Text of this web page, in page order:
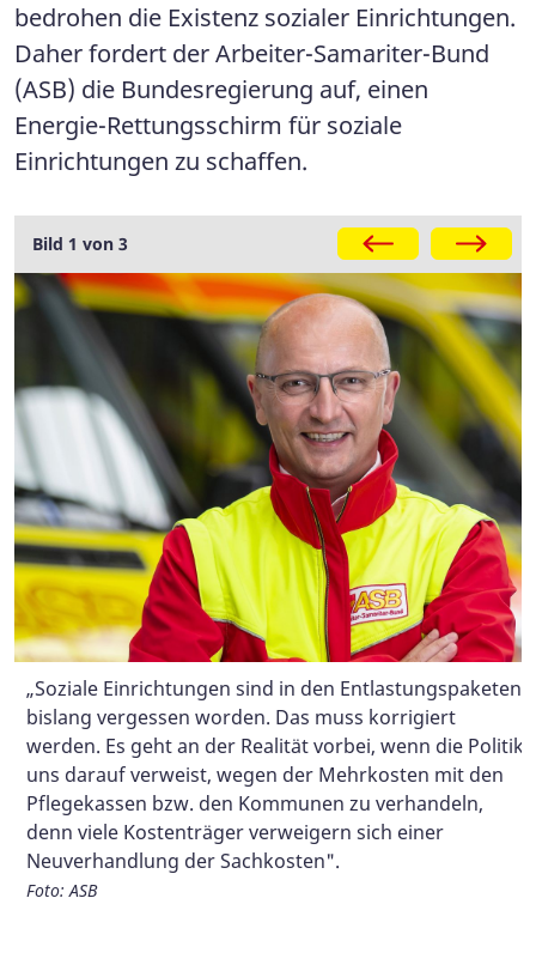
bedrohen die Existenz sozialer Einrichtungen.
Daher fordert der Arbeiter-Samariter-Bund
(ASB) die Bundesregierung auf, einen
Energie-Rettungsschirm für soziale
Einrichtungen zu schaffen.
Galerie
„Soziale Einrichtungen sind in den Entlastungspaketen
bislang vergessen worden. Das muss korrigiert
werden. Es geht an der Realität vorbei, wenn die Politik
uns darauf verweist, wegen der Mehrkosten mit den
Pflegekassen bzw. den Kommunen zu verhandeln,
denn viele Kostenträger verweigern sich einer
Neuverhandlung der Sachkosten".
Foto: ASB
Ein Lösungsansatz muss angesichts der
unterschiedlichen Finanzierung unserer
Pflegeeinrichtungen sein, dass sowohl kommunal als
auch über Pflegekassen finanzierte Leistungen erfasst
werden.
Foto: ASB/Hannibal
Die Kinder- und Jugendhilfe ist eine der wichtigsten,
aber auch am stärksten belastenden Tätigkeiten in
unserer Gesellschaft. Leider steht diese wichtige Hilfe
kaum im Fokus von Politik und Öffentlichkeit. Wir
fordern, dass der von Bundeswirtschaftsminister
Robert Habeck eingebrachte Vorschlag, kleine und
mittlere Unternehmen unter den Schutz eines Energie-
Rettungsschirms zu stellen, alle gemeinnützigen
Träger sozialer Dienstleistungen einschließt, eben
auch die Kinder- und Jugendhilfe!
Bild 1 von 3